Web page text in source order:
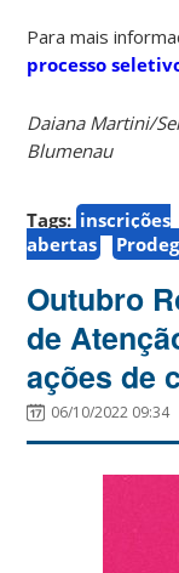
Para mais
processo
Daiana Martini/
Blumenau
Tags: inscrições
abertas
Outubro
de
ações de
06/10/2022 09:34